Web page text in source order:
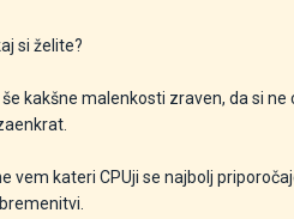
si želite?
kakšne malenkosti zraven, da si ne
kateri CPUji se najbolj